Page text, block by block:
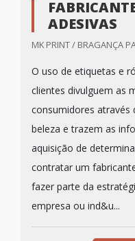
ADESIVAS
MK PRINT / BRAGANÇA
O uso de etiquetas e
clientes divulguem as
consumidores através
beleza e trazem as
aquisição de
contratar um
fazer parte da
empresa ou ind&u...